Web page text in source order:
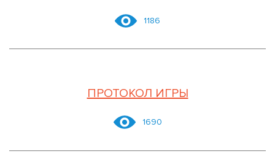
1186
ПРОТОКОЛ ИГРЫ
1690